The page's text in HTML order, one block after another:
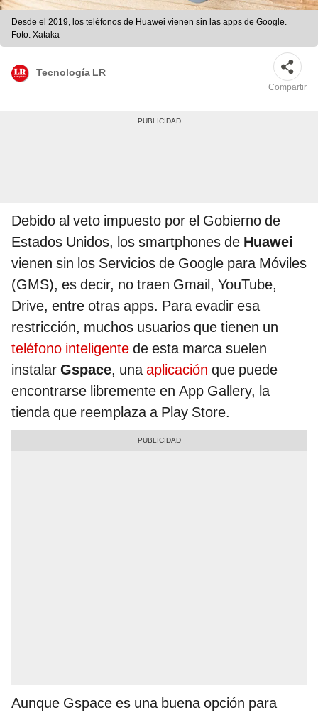
Desde el 2019, los teléfonos de Huawei vienen sin las apps de Google.
Foto: Xataka
Tecnología LR
Compartir
Debido al veto impuesto por el Gobierno de
Estados Unidos, los smartphones de Huawei
vienen sin los Servicios de Google para Móviles
(GMS), es decir, no traen Gmail, YouTube,
Drive, entre otras apps. Para evadir esa
restricción, muchos usuarios que tienen un
teléfono inteligente de esta marca suelen
instalar Gspace, unaaplicación que puede
encontrarse libremente en App Gallery, la
tienda que reemplaza a Play Store.
Aunque Gspace es una buena opción para